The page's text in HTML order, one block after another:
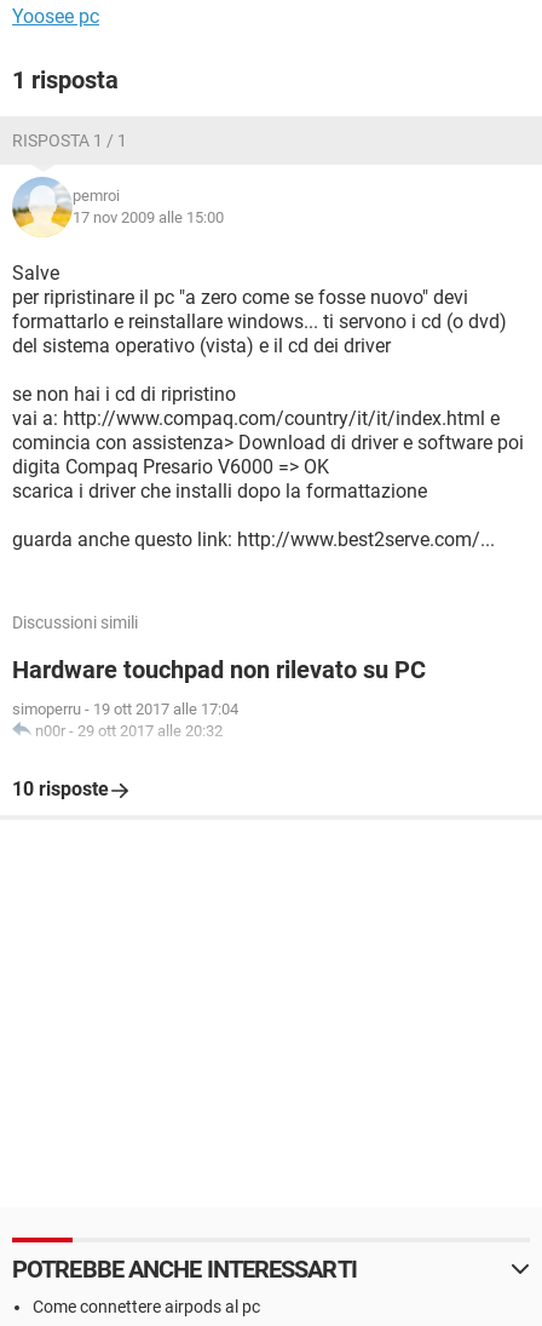
Yoosee pc
1 risposta
RISPOSTA 1 / 1
pemroi
17 nov 2009 alle 15:00
Salve
per ripristinare il pc "a zero come se fosse nuovo" devi
formattarlo e reinstallare windows... ti servono i cd (o dvd)
del sistema operativo (vista) e il cd dei driver
se non hai i cd di ripristino
vai a: http://www.compaq.com/country/it/it/index.html e
comincia con assistenza> Download di driver e software poi
digita Compaq Presario V6000 => OK
scarica i driver che installi dopo la formattazione
guarda anche questo link: http://www.best2serve.com/...
Discussioni simili
Hardware touchpad non rilevato su PC
simoperru - 19 ott 2017 alle 17:04
n00r - 29 ott 2017 alle 20:32
10 risposte
POTREBBE ANCHE INTERESSARTI
Come connettere airpods al pc